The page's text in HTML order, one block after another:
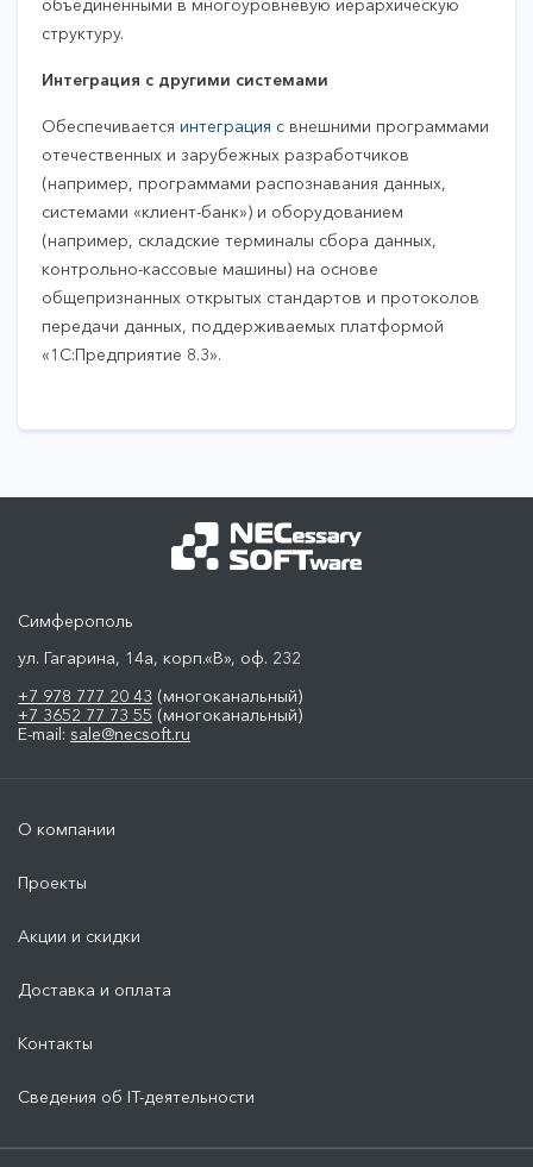
объединенными в многоуровневую иерархическую
структуру.
Интеграция с другими системами
Обеспечивается интеграция с внешними программами
отечественных и зарубежных разработчиков
(например, программами распознавания данных,
системами «клиент-банк») и оборудованием
(например, складские терминалы сбора данных,
контрольно-кассовые машины) на основе
общепризнанных открытых стандартов и протоколов
передачи данных, поддерживаемых платформой
«1С:Предприятие 8.3».
Симферополь
ул. Гагарина, 14а, корп.«В», оф. 232
+7 978 777 20 43 (многоканальный)
+7 3652 77 73 55 (многоканальный)
E-mail: sale@necsoft.ru
О компании
Проекты
Акции и скидки
Доставка и оплата
Контакты
Сведения об IT-деятельности